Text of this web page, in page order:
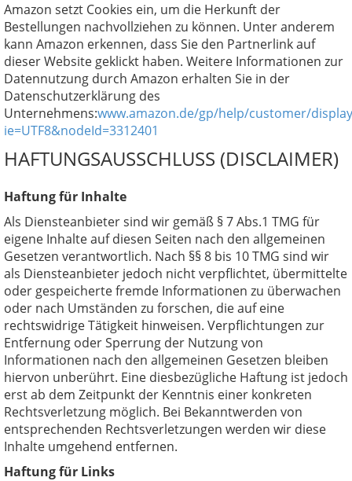
Amazon setzt Cookies ein, um die Herkunft der
Bestellungen nachvollziehen zu können. Unter anderem
kann Amazon erkennen, dass Sie den Partnerlink auf
dieser Website geklickt haben. Weitere Informationen zur
Datennutzung durch Amazon erhalten Sie in der
Datenschutzerklärung des
Unternehmens:www.amazon.de/gp/help/customer/
ie=UTF8&nodeId=3312401
HAFTUNGSAUSSCHLUSS (DISCLAIMER)
Haftung für Inhalte
Als Diensteanbieter sind wir gemäß § 7 Abs.1 TMG für
eigene Inhalte auf diesen Seiten nach den allgemeinen
Gesetzen verantwortlich. Nach §§ 8 bis 10 TMG sind wir
als Diensteanbieter jedoch nicht verpflichtet, übermittelte
oder gespeicherte fremde Informationen zu überwachen
oder nach Umständen zu forschen, die auf eine
rechtswidrige Tätigkeit hinweisen. Verpflichtungen zur
Entfernung oder Sperrung der Nutzung von
Informationen nach den allgemeinen Gesetzen bleiben
hiervon unberührt. Eine diesbezügliche Haftung ist jedoch
erst ab dem Zeitpunkt der Kenntnis einer konkreten
Rechtsverletzung möglich. Bei Bekanntwerden von
entsprechenden Rechtsverletzungen werden wir diese
Inhalte umgehend entfernen.
Haftung für Links